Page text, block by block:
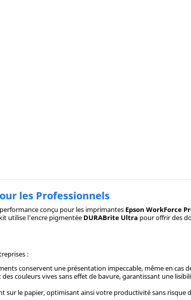
les Professionnels
conçu pour les imprimantes Epson WorkForce
utilise l'encre pigmentée DURABrite Ultra pour offrir des
:
conservent une présentation impeccable, même en cas
couleurs vives sans effet de bavure, garantissant une
sur le papier, optimisant ainsi votre productivité sans risque